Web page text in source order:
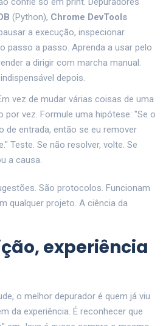
(Python), Chrome DevTools
a execução, inspecionar
passo a passo. Aprenda a usar pelo
a dirigir com marcha manual:
depois.
vez de mudar várias coisas de uma
por vez. Formule uma hipótese: "Se o
de entrada, então se eu remover
Teste. Se não resolver, volte. Se
a causa.
São protocolos. Funcionam
qualquer projeto. A ciência da
experiência
o melhor depurador é quem já viu
da experiência. É reconhecer que